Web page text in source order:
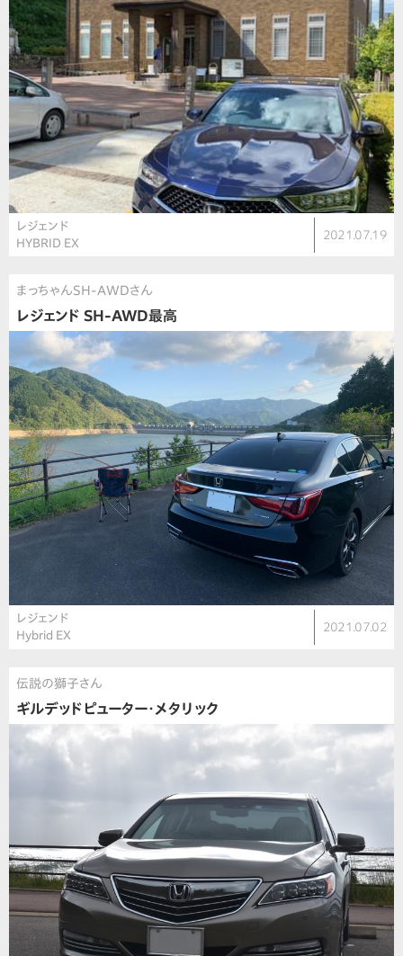
レジェンド
HYBRID EX
2021.07.19
まっちゃんSH-AWDさん
レジェンド SH-AWD最高
レジェンド
Hybrid EX
2021.07.02
伝説の獅子さん
ギルデッドピューター・メタリック